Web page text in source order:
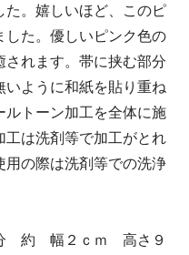
た。嬉しいほど、このピ
した。優しいピンク色の
れます。帯に挟む部分
ように和紙を貼り重ね
ルトーン加工を全体に施
は洗剤等で加工がとれ
用の際は洗剤等での洗浄
分 約 幅２ｃｍ 高さ９